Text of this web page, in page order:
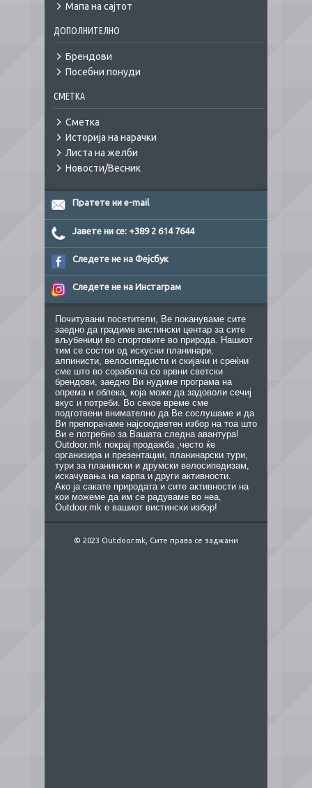
Мапа на сајтот
ДОПОЛНИТЕЛНО
Брендови
Посебни понуди
СМЕТКА
Сметка
Историја на нарачки
Листа на желби
Новости/Весник
Пратете ни e-mail
Јавете ни се: +389 2 614 7644
Следете не на Фејсбук
Следете не на Инстаграм
Почитувани посетители, Ве покануваме сите
заедно да градиме вистински центар за сите
вљубеници во спортовите во природа. Нашиот
тим се состои од искусни планинари,
алпинисти, велосипедисти и скијачи и среќни
сме што во соработка со врвни светски
брендови, заедно Ви нудиме програма на
опрема и облека, која може да задоволи сечиј
вкус и потреби. Во секое време сме
подготвени внимателно да Ве сослушаме и да
Ви препорачаме најсоодветен избор на тоа што
Ви е потребно за Вашата следна авантура!
Outdoor.mk покрај продажба ,често ќе
организира и презентации, планинарски тури,
тури за планински и друмски велосипедизам,
искачувања на карпа и други активности.
Ако ја сакате природата и сите активности на
кои можеме да им се радуваме во неа,
Outdoor.mk е вашиот вистински избор!
© 2023 Outdoor.mk, Сите права се заджани